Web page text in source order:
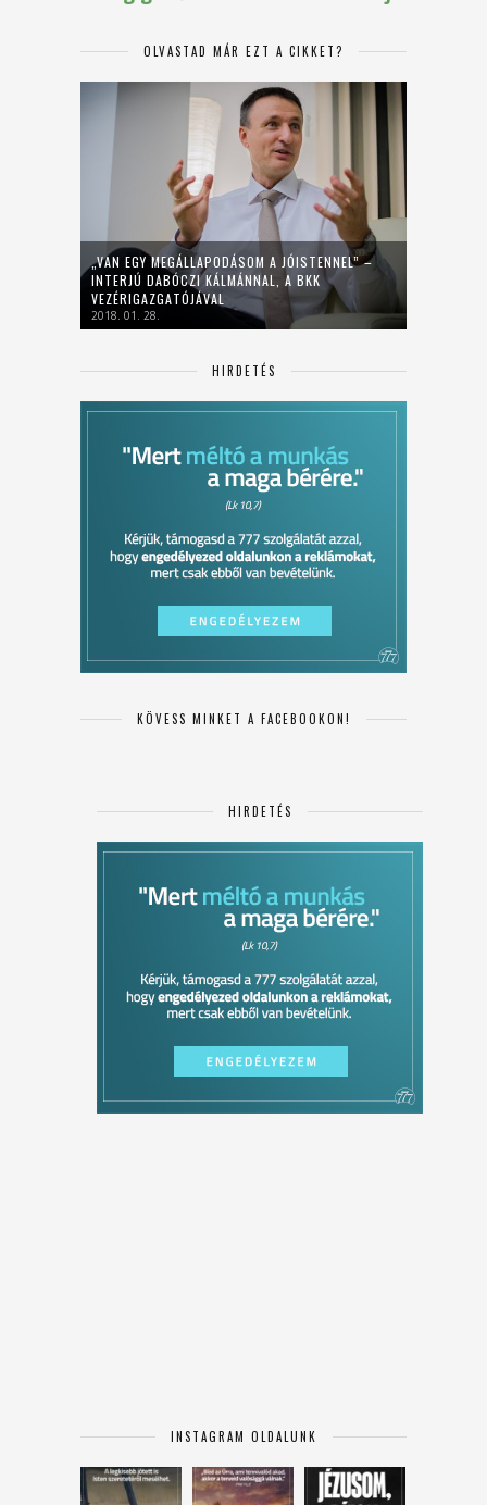
OLVASTAD MÁR EZT A CIKKET?
„VAN EGY MEGÁLLAPODÁSOM A JÓISTENNEL” –
INTERJÚ DABÓCZI KÁLMÁNNAL, A BKK
VEZÉRIGAZGATÓJÁVAL
2018. 01. 28.
HIRDETÉS
KÖVESS MINKET A FACEBOOKON!
HIRDETÉS
INSTAGRAM OLDALUNK